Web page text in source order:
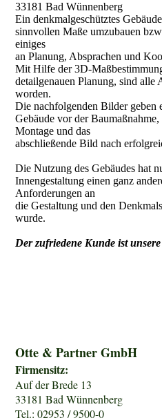
33181 Bad Wünnenberg
Ein denkmalgeschütztes
sinnvollen Maße umzubauen
einiges
an Planung, Absprachen und
Mit Hilfe der 3D-
detailgenauen Planung, sind alle
worden.
Die nachfolgenden Bilder geben
Gebäude vor der
Montage und das
abschließende Bild nach
Die Nutzung des Gebäudes hat
Innengestaltung einen ganz
Anforderungen an
die Gestaltung und den
wurde.
Der zufriedene Kunde ist
Otte & Partner GmbH
Firmensitz:
Auf der Brede 13
33181 Bad Wünnenberg
Tel.: 02953 / 9500-0